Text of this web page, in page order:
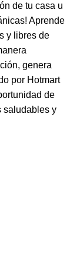
de tu casa u
Aprende
y libres de
genera
por Hotmart
de
saludables y